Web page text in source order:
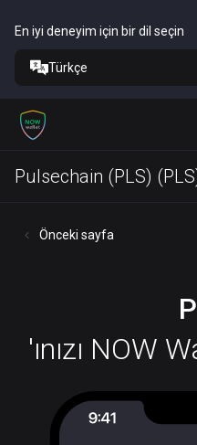
En iyi deneyim için bir dil seçin
Türkçe
Pulsechain (PLS)
Önceki sayfa
'ınızı NOW